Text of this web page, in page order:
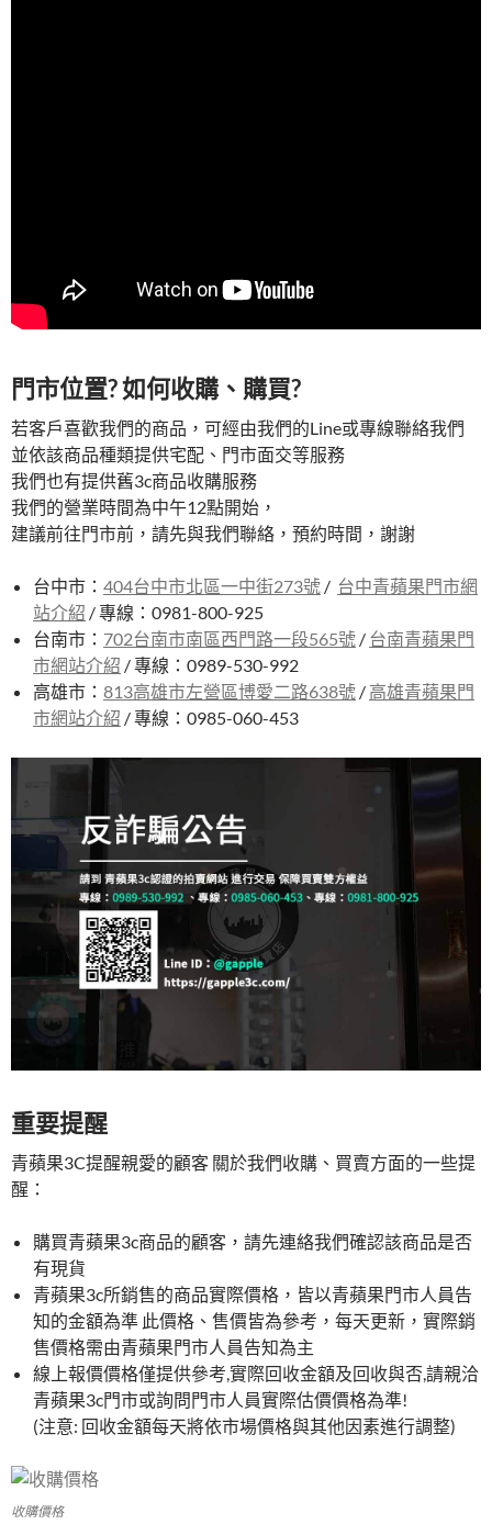
門市位置? 如何收購、購買?
若客戶喜歡我們的商品，可經由我們的Line或專線聯絡我們
並依該商品種類提供宅配、門市面交等服務
我們也有提供舊3c商品收購服務
我們的營業時間為中午12點開始，
建議前往門市前，請先與我們聯絡，預約時間，謝謝
台中市： 404台中市北區一中街273號 / 台中青蘋果門市網
站介紹 / 專線：0981-800-925
台南市： 702台南市南區西門路一段565號 / 台南青蘋果門
市網站介紹 / 專線：0989-530-992
高雄市： 813高雄市左營區博愛二路638號 / 高雄青蘋果門
市網站介紹 / 專線：0985-060-453
重要提醒
青蘋果3C提醒親愛的顧客 關於我們收購、買賣方面的一些提
醒：
購買青蘋果3c商品的顧客，請先連絡我們確認該商品是否
有現貨
青蘋果3c所銷售的商品實際價格，皆以青蘋果門市人員告
知的金額為準 此價格、售價皆為參考，每天更新，實際銷
售價格需由青蘋果門市人員告知為主
線上報價價格僅提供參考,實際回收金額及回收與否,請親洽
青蘋果3c門市或詢問門市人員實際估價價格為準!
(注意: 回收金額每天將依市場價格與其他因素進行調整)
收購價格